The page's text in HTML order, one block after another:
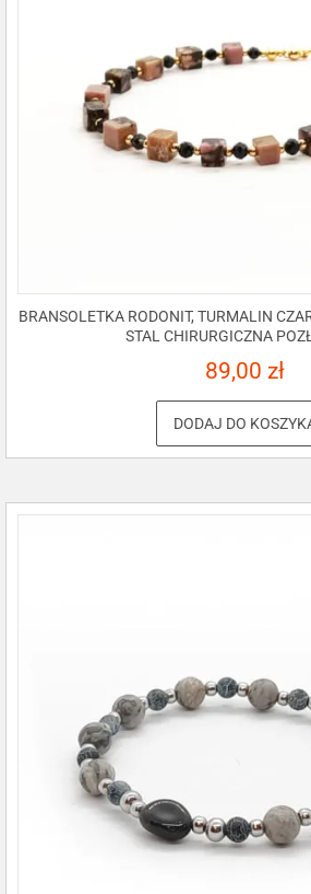
BRANSOLETKA RODONIT, TURMALIN
STAL CHIRURGICZNA
89,00 zł
DODAJ DO